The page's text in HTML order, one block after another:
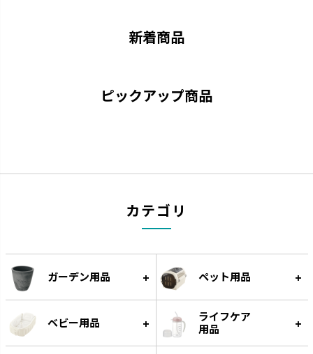
ら、次の「やってみたい！」を引
です。
新着商品
ピックアップ商品
カテゴリ
ガーデン用品 ペット用品
ベビー用品
ライフケア
用品